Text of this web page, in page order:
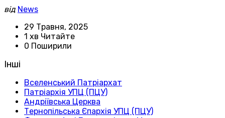
від News
29 Травня, 2025
1 хв Читайте
0 Поширили
Інші
Вселенський Патріархат
Патріархія УПЦ (ПЦУ)
Андріївська Церква
Тернопільська Єпархія УПЦ (ПЦУ)